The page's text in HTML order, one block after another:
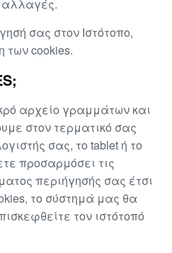
αλλαγές.
σας στον Ιστότοπο,
των cookies.
αρχείο γραμμάτων και
στον τερματικό σας
σας, το tablet ή το
προσαρμόσει τις
περιήγησής σας έτσι
το σύστημά μας θα
τον ιστότοπό